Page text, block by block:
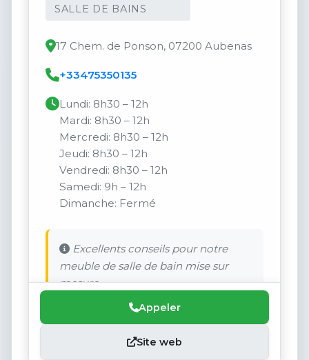
SALLE DE BAINS
17 Chem. de Ponson, 07200 Aubenas
+33475350135
Lundi: 8h30 – 12h
Mardi: 8h30 – 12h
Mercredi: 8h30 – 12h
Jeudi: 8h30 – 12h
Vendredi: 8h30 – 12h
Samedi: 9h – 12h
Dimanche: Fermé
Excellents conseils pour notre
meuble de salle de bain mise sur
mesure.
Appeler
Site web